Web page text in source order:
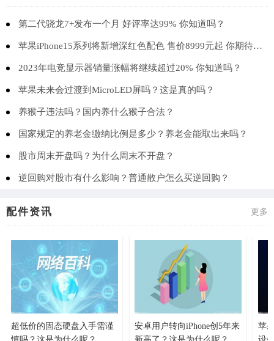
第二代骁龙7+发布一个月 好评率达99% 你知道吗？
苹果iPhone15系列将新增深红色配色 售价8999元起 你期待吗？
2023年电竞显示器销量涨幅将继续超过20% 你知道吗？
苹果未来会过渡到MicroLED屏吗？这是真的吗？
养猴子违法吗？国内养什么猴子合法？
国家规定的养老金缴纳比例是多少？养老金能取出来吗？
股市周末开盘吗？为什么周末不开盘？
逆回购对股市有什么影响？普通散户怎么买逆回购？
配件资讯 更多
超低价的固态硬盘入手需谨
慎吗？这是为什么呢？
安卓用户转向iPhone创5年来
新高了？这是为什么呢？
苹
设